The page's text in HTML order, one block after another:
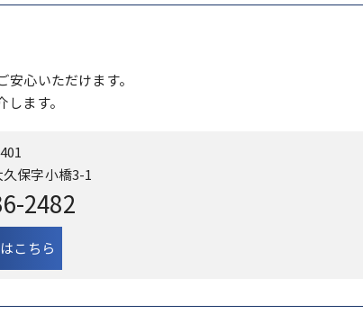
心いただけます。
ます。
保字小橋3-1
2482
こちら